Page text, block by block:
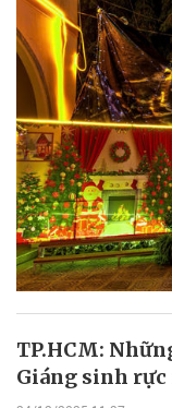
TP.HCM:
Giáng sinh